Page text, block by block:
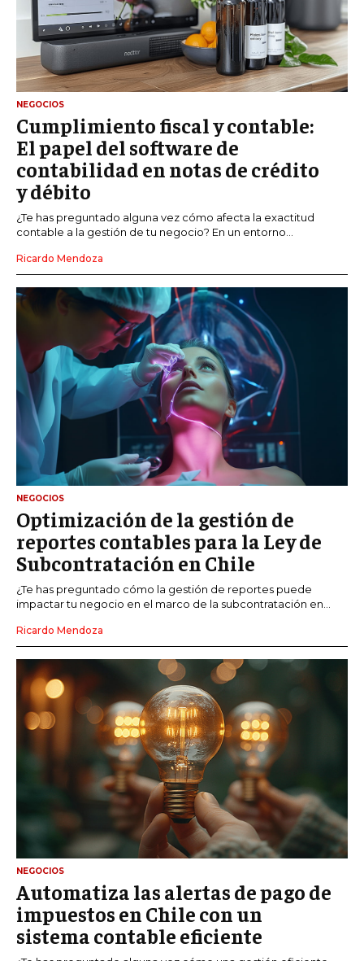
NEGOCIOS
Cumplimiento fiscal y contable:
El papel del software de
contabilidad en notas de crédito
y débito
¿Te has preguntado alguna vez cómo afecta la exactitud
contable a la gestión de tu negocio? En un entorno...
Ricardo Mendoza
NEGOCIOS
Optimización de la gestión de
reportes contables para la Ley de
Subcontratación en Chile
¿Te has preguntado cómo la gestión de reportes puede
impactar tu negocio en el marco de la subcontratación en...
Ricardo Mendoza
NEGOCIOS
Automatiza las alertas de pago de
impuestos en Chile con un
sistema contable eficiente